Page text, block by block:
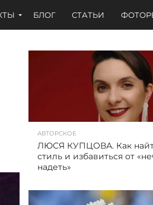
БЛОГ СТАТЬИ
АВТОРСКОЕ
ЛЮСЯ КУПЦОВА. Как
стиль и избавиться от
надеть»